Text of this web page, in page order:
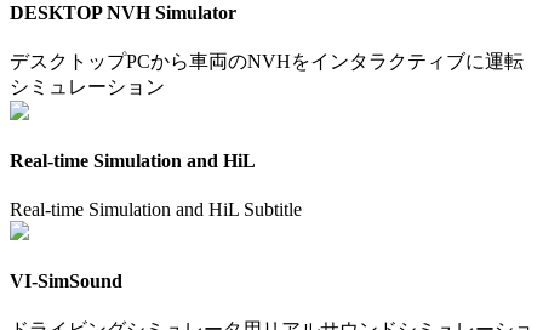
DESKTOP NVH Simulator
デスクトップPCから車両のNVHをインタラクティブに運転
シミュレーション
Real-time Simulation and HiL
Real-time Simulation and HiL Subtitle
VI-SimSound